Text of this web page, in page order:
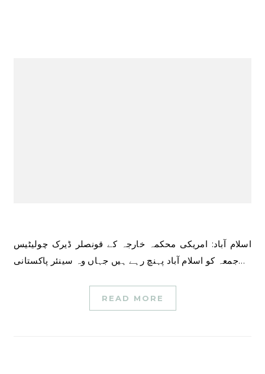
اسلام آباد: امریکی محکمہ خارجہ کے قونصلر ڈیرک چولیٹیس
جمعہ کو اسلام آباد پہنچ رہے ہیں جہاں وہ سینئر پاکستانی…
READ MORE